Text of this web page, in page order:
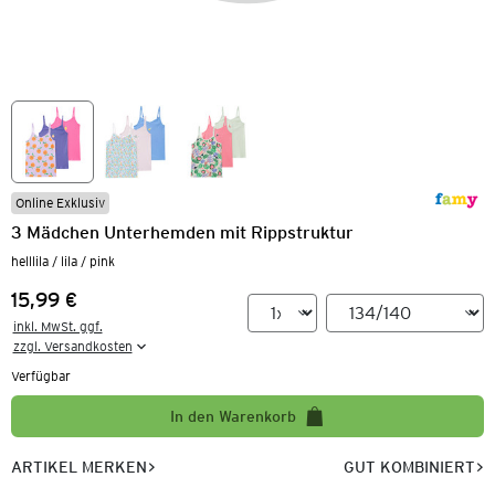
Online Exklusiv
3 Mädchen Unterhemden mit Rippstruktur
helllila / lila / pink
Preis:
15,99 €
inkl. MwSt. ggf.
zzgl. Versandkosten
Verfügbar
In den Warenkorb
ARTIKEL MERKEN GUT KOMBINIERT